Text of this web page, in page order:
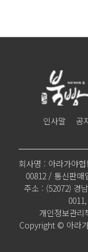
인사말 공
회사명 : 아라가야
00812 / 통신판매
주소 : (52072) 경
개인정보관
Copyright © 아라